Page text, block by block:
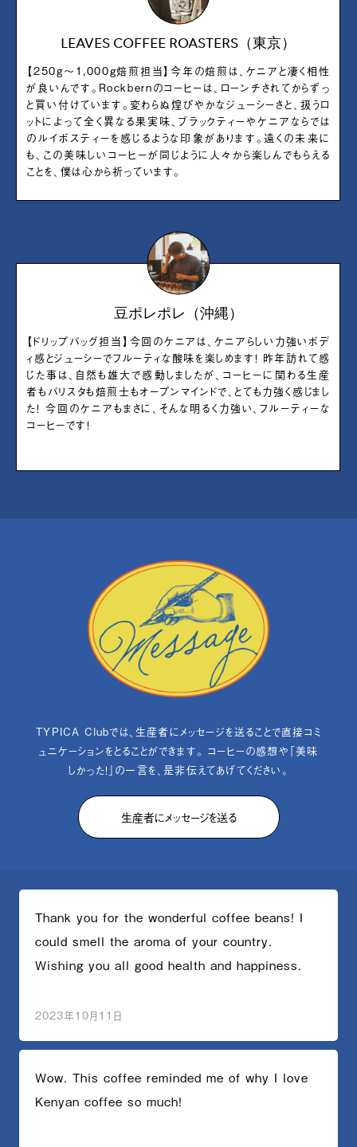
LEAVES COFFEE ROASTERS（東京）
【250g〜1,000g焙煎担当】今年の焙煎は、ケニアと凄く相性
が良いんです。Rockbernのコーヒーは、ローンチされてからずっ
と買い付けています。変わらぬ煌びやかなジューシーさと、扱うロ
ットによって全く異なる果実味、ブラックティーやケニアならでは
のルイボスティーを感じるような印象があります。遠くの未来に
も、この美味しいコーヒーが同じように人々から楽しんでもらえる
ことを、僕は心から祈っています。
豆ポレポレ（沖縄）
【ドリップバッグ担当】今回のケニアは、ケニアらしい力強いボデ
ィ感とジューシーでフルーティな酸味を楽しめます！ 昨年訪れて感
じた事は、自然も雄大で感動しましたが、コーヒーに関わる生産
者もバリスタも焙煎士もオープンマインドで、とても力強く感じまし
た！ 今回のケニアもまさに、そんな明るく力強い、フルーティーな
コーヒーです！
TYPICA Clubでは、生産者にメッセージを送ることで直接コミ
ュニケーションをとることができます。 コーヒーの感想や「美味
しかった！」の一言を、是非伝えてあげてください。
生産者にメッセージを送る
Thank you for the wonderful coffee beans! I
could smell the aroma of your country.
Wishing you all good health and happiness.
2023年10月11日
Wow. This coffee reminded me of why I love
Kenyan coffee so much!